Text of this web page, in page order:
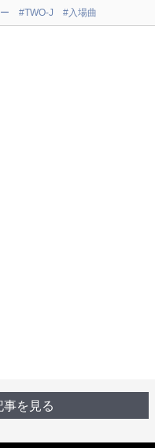
#TWO-J #入場曲
を見る